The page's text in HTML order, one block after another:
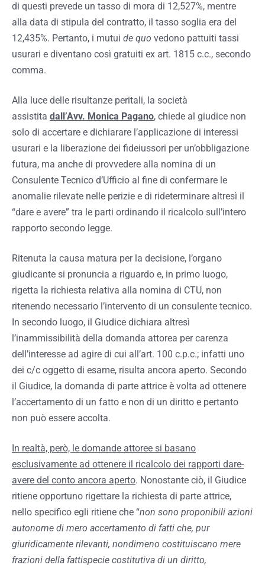
di questi prevede un tasso di mora di 12,527%, mentre
alla data di stipula del contratto, il tasso soglia era del
12,435%. Pertanto, i mutui de quo vedono pattuiti tassi
usurari e diventano così gratuiti ex art. 1815 c.c., secondo
comma.
Alla luce delle risultanze peritali, la società
assistita dall’Avv. Monica Pagano, chiede al giudice non
solo di accertare e dichiarare l’applicazione di interessi
usurari e la liberazione dei fideiussori per un’obbligazione
futura, ma anche di provvedere alla nomina di un
Consulente Tecnico d’Ufficio al fine di confermare le
anomalie rilevate nelle perizie e di rideterminare altresì il
“dare e avere” tra le parti ordinando il ricalcolo sull’intero
rapporto secondo legge.
Ritenuta la causa matura per la decisione, l’organo
giudicante si pronuncia a riguardo e, in primo luogo,
rigetta la richiesta relativa alla nomina di CTU, non
ritenendo necessario l’intervento di un consulente tecnico.
In secondo luogo, il Giudice dichiara altresì
l’inammissibilità della domanda attorea per carenza
dell’interesse ad agire di cui all’art. 100 c.p.c.; infatti uno
dei c/c oggetto di esame, risulta ancora aperto. Secondo
il Giudice, la domanda di parte attrice è volta ad ottenere
l’accertamento di un fatto e non di un diritto e pertanto
non può essere accolta.
In realtà, però, le domande attoree si basano
esclusivamente ad ottenere il ricalcolo dei rapporti dare-
avere del conto ancora aperto. Nonostante ciò, il Giudice
ritiene opportuno rigettare la richiesta di parte attrice,
nello specifico egli ritiene che “non sono proponibili azioni
autonome di mero accertamento di fatti che, pur
giuridicamente rilevanti, nondimeno costituiscano mere
frazioni della fattispecie costitutiva di un diritto,